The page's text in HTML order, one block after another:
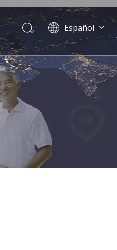
Español
Dansk
norsk språk
한국어
日本語
简体中文